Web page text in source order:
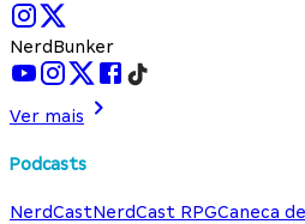
NerdBunker
Ver mais
Podcasts
NerdCastNerdCast RPGCaneca